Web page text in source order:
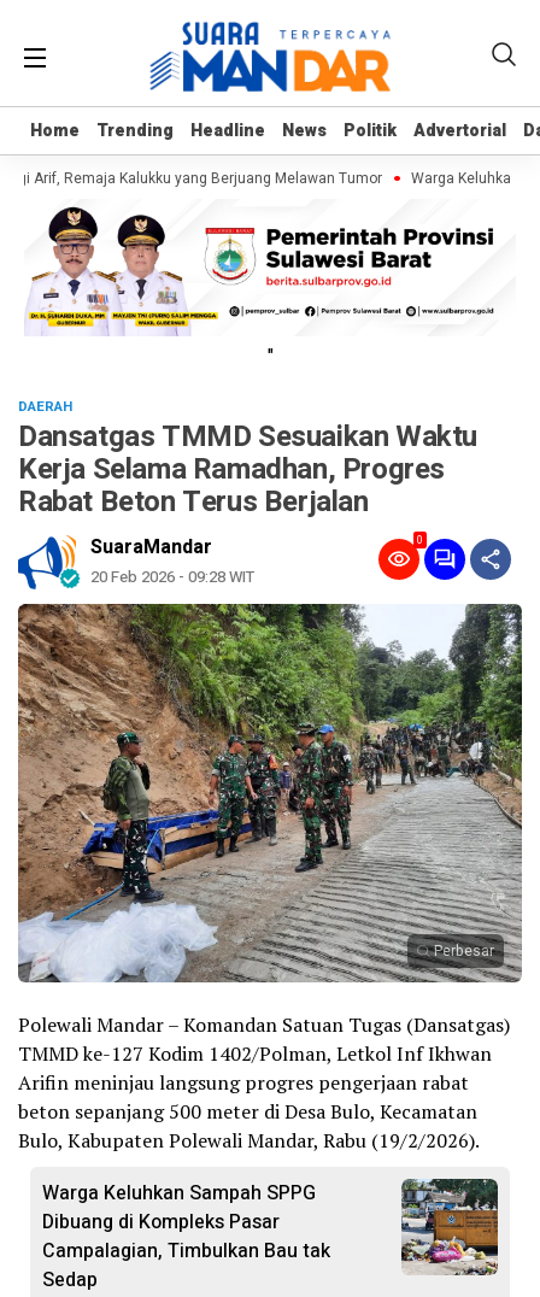
Home Trending Headline News Politik Advertorial
Home Trending Headline News Politik Advertorial
Arif, Remaja Kalukku yang Berjuang Melawan Tumor Warga Keluhkan
"
DAERAH
Dansatgas TMMD Sesuaikan Waktu
Kerja Selama Ramadhan, Progres
Rabat Beton Terus Berjalan
SuaraMandar
20 Feb 2026 - 09:28 WIT
0
Perbesar
Polewali Mandar – Komandan Satuan Tugas (Dansatgas)
TMMD ke-127 Kodim 1402/Polman, Letkol Inf Ikhwan
Arifin meninjau langsung progres pengerjaan rabat
beton sepanjang 500 meter di Desa Bulo, Kecamatan
Bulo, Kabupaten Polewali Mandar, Rabu (19/2/2026).
Warga Keluhkan Sampah SPPG
Dibuang di Kompleks Pasar
Campalagian, Timbulkan Bau tak
Sedap